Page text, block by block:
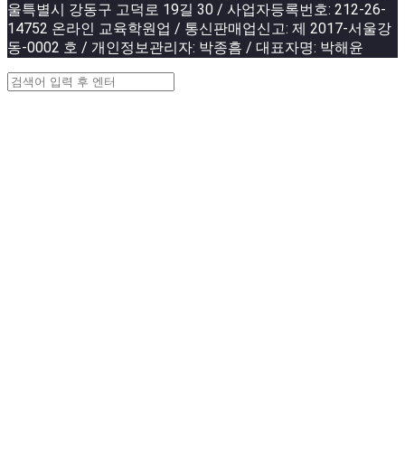
울특별시 강동구 고덕로 19길 30 / 사업자등록번호: 212-26-
14752 온라인 교육학원업 / 통신판매업신고: 제 2017-서울강
동-0002 호 / 개인정보관리자: 박종흠 / 대표자명: 박해윤